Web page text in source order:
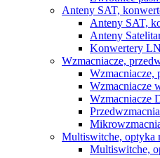
Anteny SAT,
Anteny SAT,
Anteny
Konwertery
Wzmacniacze,
Wzmacniacze,
Wzmacniacze
Wzmacniacze
Multiswitche, optyka
Multiswitche,